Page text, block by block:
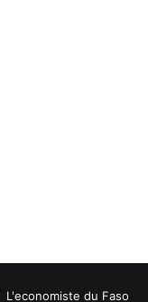
L'economiste du Faso